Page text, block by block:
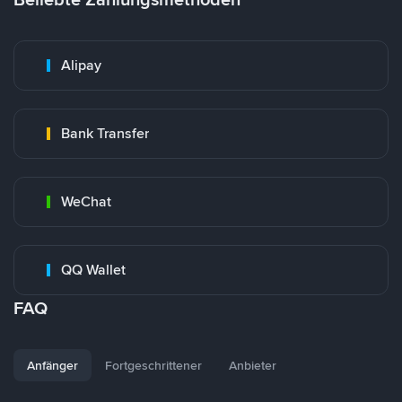
Alipay
Bank Transfer
WeChat
QQ Wallet
FAQ
Anfänger Fortgeschrittener Anbieter